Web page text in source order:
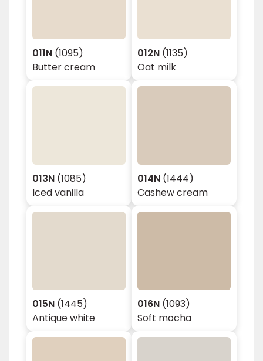
011N (1095)
Butter cream
012N (1135)
Oat milk
013N (1085)
Iced vanilla
014N (1444)
Cashew cream
015N (1445)
Antique white
016N (1093)
Soft mocha